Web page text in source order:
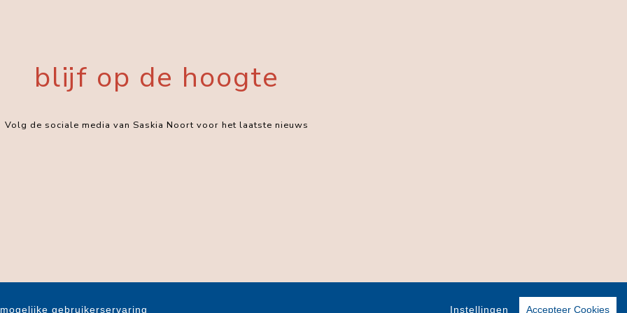
blijf op de hoogte
Volg de sociale media van Saskia Noort voor het laatste nieuws
Privacystatement|Cookiestatement
gebruikerservaring Instellingen Accepteer Cookies